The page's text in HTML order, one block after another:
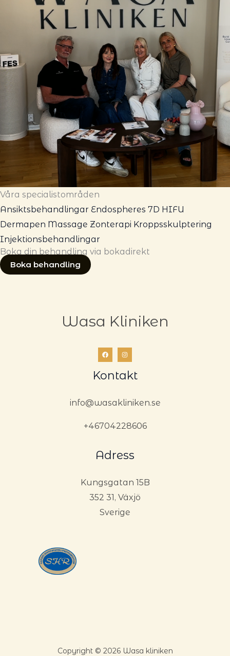
Våra specialistområden
Ansiktsbehandlingar Endospheres 7D HIFU
Dermapen Massage Zonterapi Kroppsskulptering
Injektionsbehandlingar
Boka din behandling via bokadirekt
Boka behandling
Wasa Kliniken
Kontakt
info@wasakliniken.se
+46704228606
Adress
Kungsgatan 15B
352 31, Växjö
Sverige
Copyright © 2026 Wasa kliniken